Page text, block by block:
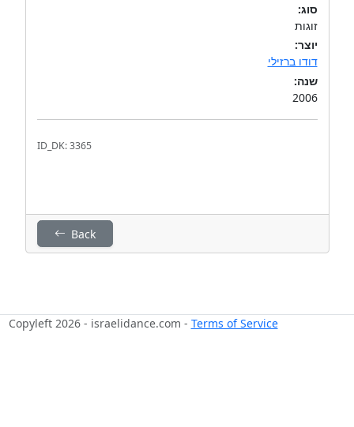
סוג:
זוגות
יוצר:
דודו ברזילי
שנה:
2006
ID_DK: 3365
Back
Copyleft 2026 - israelidance.com - Terms of Service